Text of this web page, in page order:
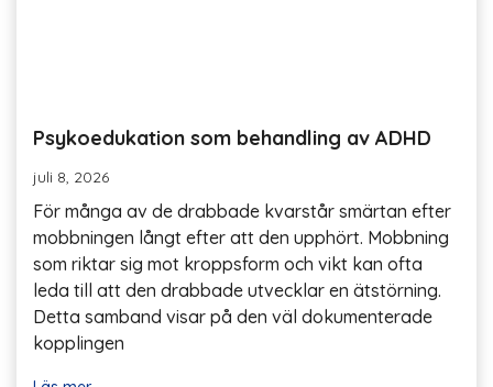
Psykoedukation som behandling av ADHD
juli 8, 2026
För många av de drabbade kvarstår smärtan efter
mobbningen långt efter att den upphört. Mobbning
som riktar sig mot kroppsform och vikt kan ofta
leda till att den drabbade utvecklar en ätstörning.
Detta samband visar på den väl dokumenterade
kopplingen